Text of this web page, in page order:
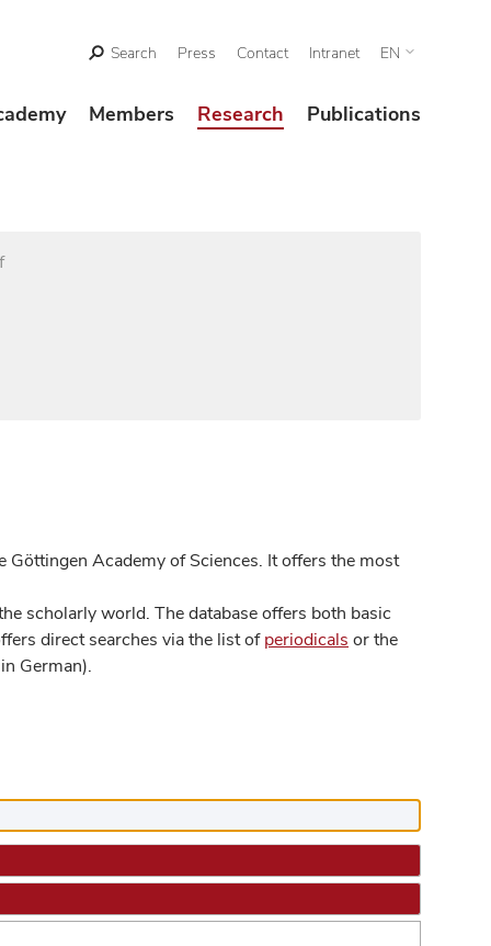
Search Press Contact Intranet EN
Members Research Publications
Academy of Sciences. It offers the most
scholarly world. The database offers both basic
direct searches via the list ofperiodicals or the
German).